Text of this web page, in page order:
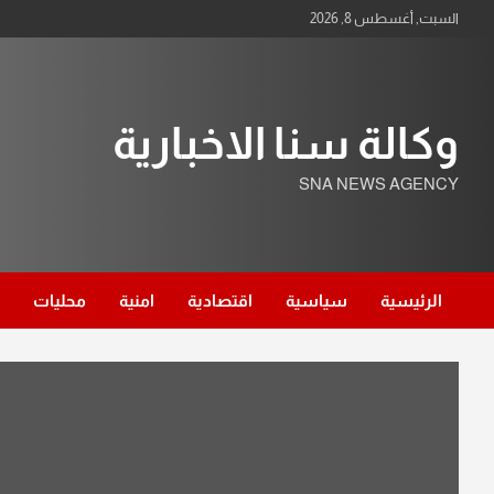
السبت, أغسطس 8, 2026
وكالة سنا الاخبارية
SNA NEWS AGENCY
الرئيسية سياسية اقتصادية امنية محليات